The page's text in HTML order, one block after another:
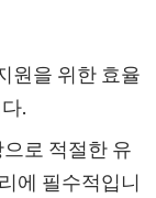
원을 위한 효율
.
로 적절한 유
에 필수적입니